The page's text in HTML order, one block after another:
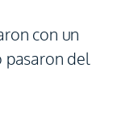
con un
pasaron del